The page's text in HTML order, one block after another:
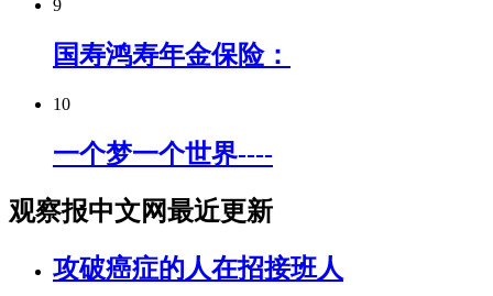
9
国寿鸿寿年金保险：
10
一个梦一个世界----
观察报中文网最近更新
攻破癌症的人在招接班人